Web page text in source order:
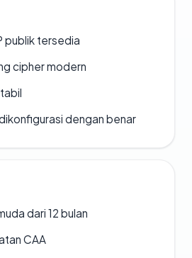
publik tersedia
cipher modern
dengan benar
dari 12 bulan
CAA